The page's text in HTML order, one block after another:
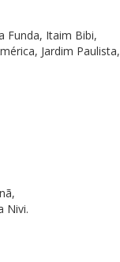
Funda, Itaim Bibi,
Jardim Paulista,
Nivi.